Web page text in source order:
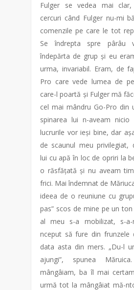
Fulger se vedea mai
cercuri când Fulger nu-mi
comenzile pe care le tot
Se îndrepta spre pârâu
îndepărta de grup și eu
urma, invariabil. Eram, de
Pro care vede lumea de
care-l poartă și Fulger mă
cel mai mândru Go-Pro din
spinarea lui n-aveam nicio
lucrurile vor ieși bine, dar
de scaunul meu privilegiat,
lui cu apă în loc de opriri la
o răsfățată și nu aveam
frici. Mai îndemnat de
ideea de o reuniune cu
pas” scos de mine pe un
al meu s-a mobilizat, s-a-
nceput să fure din frunzele
data asta din mers. „Du-l
ajungi”, spunea
mângâiam, ba îl mai
urmă tot la mângâiat mă-